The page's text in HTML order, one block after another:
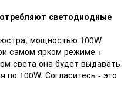
светодиодные
мощностью 100W
самом ярком режиме +
света она будет выдавать
по 100W. Согласитесь - это